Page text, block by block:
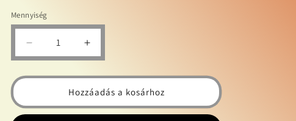
Mennyiség
Duck
Toy
játék
Trixie
Duck
Toy
latex
játék
Hozzáadás a kosárhoz